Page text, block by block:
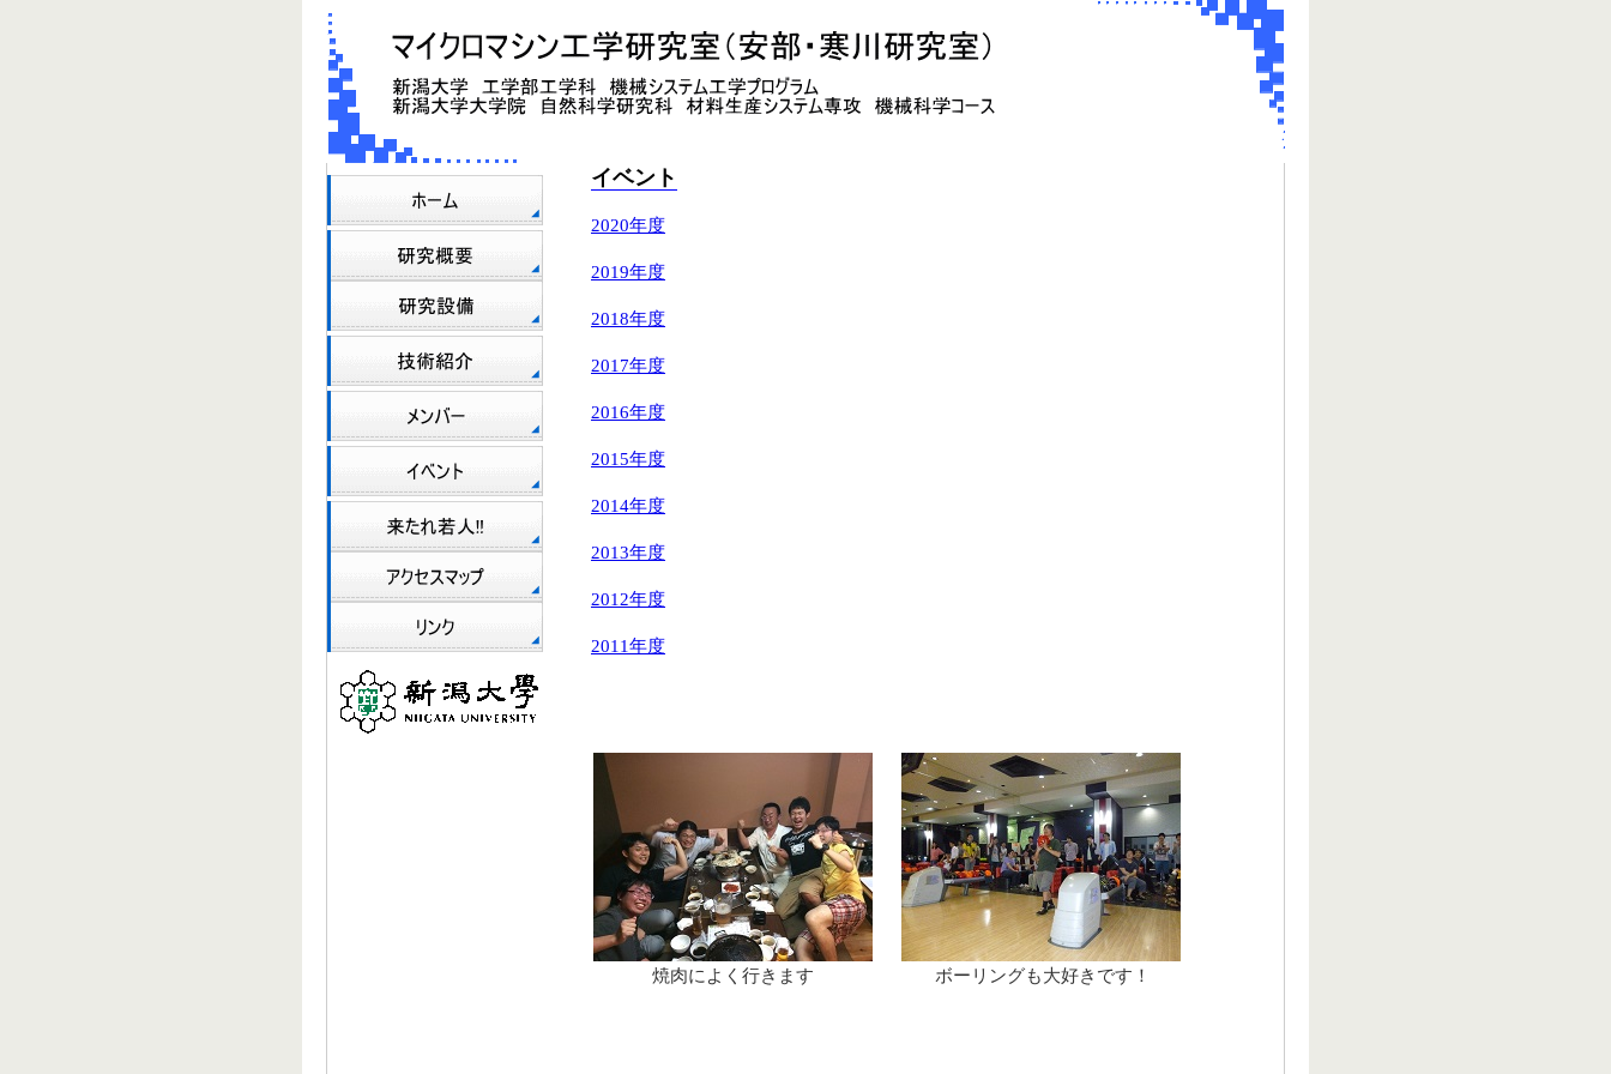
イベント
2020年度
2019年度
2018年度
2017年度
2016年度
2015年度
2014年度
2013年度
2012年度
2011年度
焼肉によく行きます ボーリングも大好きです！